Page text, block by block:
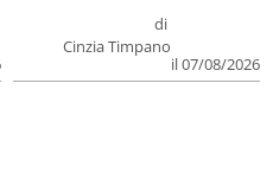
di
Cinzia Timpano
il 07/08/2026